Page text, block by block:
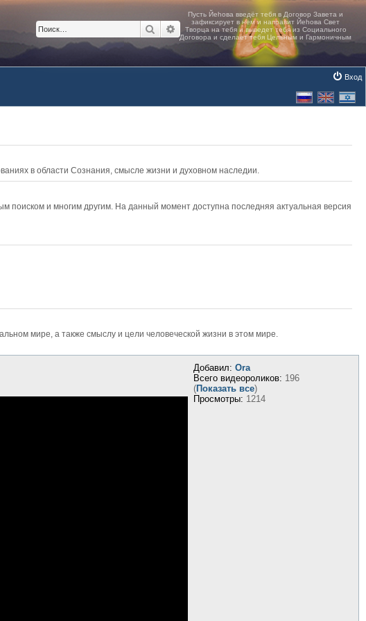
Поиск Расширенный поиск
Вход
в области Сознания, смысле жизни и духовном наследии.
поиском и многим другим. На данный момент доступна последняя актуальная версия
мире, а также смыслу и цели человеческой жизни в этом мире.
Добавил: Ora
Всего видеороликов: 196
(Показать все)
Просмотры: 1214